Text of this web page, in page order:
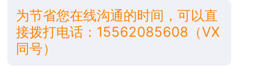
为节省您在线沟通的时间，可以直
接拨打电话：15562085608（VX
同号）